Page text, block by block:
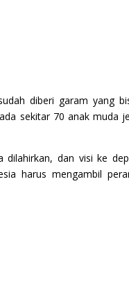
diberi garam yang
sekitar 70 anak muda
dan visi ke
harus mengambil